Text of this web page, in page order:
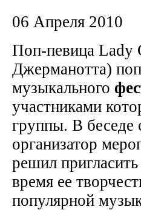
06 Апреля 2010
Поп-певица Lady
Джерманотта)
музыкального
участниками
группы. В беседе
организатор
решил
время ее
популярной